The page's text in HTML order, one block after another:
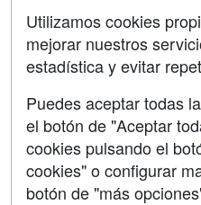
Contactar
Confidencialidad
Aviso legal
Copyleft
Utilizamos cookies
mejorar nuestros
estadística y evitar
Puedes aceptar todas
el botón de "Aceptar
cookies pulsando el
cookies" o configurar
botón de "más